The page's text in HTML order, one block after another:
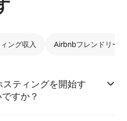
ング収入 Airbnbフレンドリー
ティングを開始す
すか？